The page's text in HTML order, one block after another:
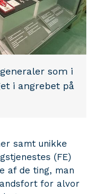
som i
i angrebet på
samt unikke
(FE)
af de ting, man
for alvor